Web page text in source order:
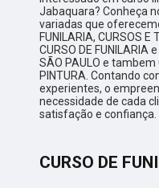
Jabaquara? Conheça
variadas que
FUNILARIA, CURSOS E
CURSO DE FUNILARIA
SÃO PAULO e tambem
PINTURA. Contando
experientes, o
necessidade de cada
satisfação e confiança.
CURSO DE